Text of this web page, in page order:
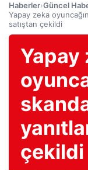
Haberler›Güncel
Yapay zeka
satıştan çekildi
Yapay
çekildi